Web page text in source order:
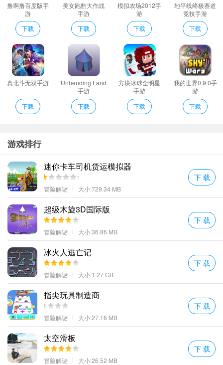
自己操作起来最为舒适流畅的。
游戏整体色调非常的温馨可以给玩家一个不错的视觉享受!
简单刺激的指尖操作未知复杂的竟技挑战自我。
开启一场真实的健身模拟多种经营玩法可以轻松的进行体验；
关卡非常的多并且每道关卡的机关设计都会有创新难度也不会逐渐
提高后期难度让你抓狂；
随意选择不一样的挑战方式让你的游戏条有更为的丰富多彩参加大
量不一样的挑战內容；
丰富的游戏任务可以给玩家进行完成完成任务可以帮助玩家获得非
Heads Off介绍
1、于是开发出了切换系统方便岁的不同人群去玩很温馨星推荐其他
的带上情侣来一起玩吧嘿嘿。
2、丰富的游戏关卡设计为您的游戏旅程增添乐趣和挑战。
3、她是一名天才运动员其血统可以保证进入最负盛名的项目……那
么她是如何最终加入这样一支无名球队的呢？
4、带着机器人罗比通过老鼠教授创建的所有实验房间让他彻底摆脱
充电器！
5、二次元风格的画面大家可以感受到满满的甜蜜气息在这里和帅哥
们来一场恋爱;
Heads Off编辑心得
最难的不是被别人原谅而是原谅自己。
遵循物理学规则鼎立建造建筑物地基出现不合理造成坍塌挑战建筑
失败。
狡猾的陷阱！
游戏画面简单操作也很简单但是控制起来非常的难非常非常；
撸啊撸百度版手
游
下载
美女跑酷大作战
手游
下载
模拟农场2012手
游
下载
地平线终极赛道
竞技手游
下载
真北斗无双手游
下载
Unbending Land
手游
下载
方块冰球全明星
手游
下载
我的世界0.9.0手
游
下载
游戏排行
迷你卡车司机货运模拟器
冒险解谜 大小:729.34 MB
下 载
超级木旋3D国际版
冒险解谜 大小:36.86 MB
下 载
冰火人逃亡记
冒险解谜 大小:1.27 GB
下 载
指尖玩具制造商
冒险解谜 大小:27.16 MB
下 载
太空滑板
冒险解谜 大小:26.52 MB
下 载